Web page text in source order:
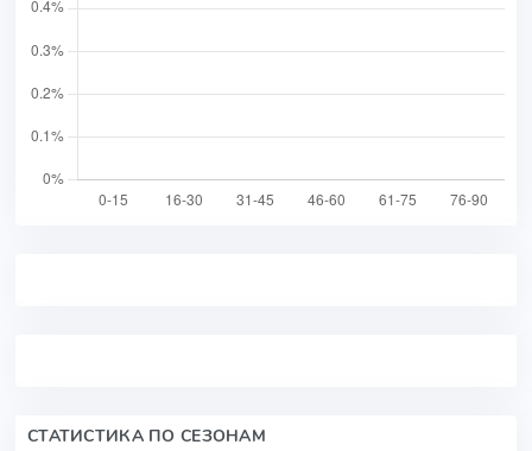
СТАТИСТИКА ПО СЕЗОНАМ